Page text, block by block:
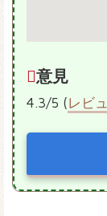
意見
4.3/5 (レビ